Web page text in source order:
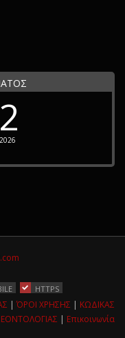
HTTPS
|ΌΡΟΙ ΧΡΗΣΗΣ | ΚΩΔΙΚΑΣ
| Επικοινωνία